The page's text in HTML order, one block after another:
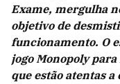
Exame, mergulha
objetivo de
funcionamento. O
jogo Monopoly
que estão atentas